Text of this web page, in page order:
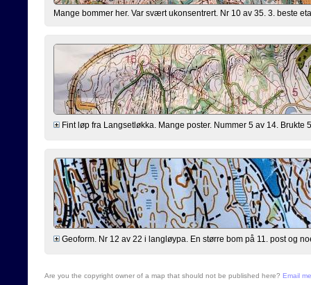
Mange bommer her. Var svært ukonsentrert. Nr 10 av 35. 3. beste
Fint løp fra Langsetløkka. Mange poster. Nummer 5 av 14.
Geoform. Nr 12 av 22 i langløypa. En større bom på 11. post og
Are you the copyright owner of a map that should not be published here? Email me